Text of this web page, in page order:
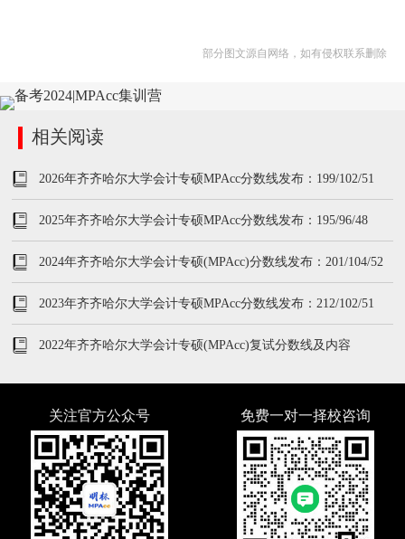
部分图文源自网络，如有侵权联系删除
相关阅读
2026年齐齐哈尔大学会计专硕MPAcc分数线发布：199/102/51
2025年齐齐哈尔大学会计专硕MPAcc分数线发布：195/96/48
2024年齐齐哈尔大学会计专硕(MPAcc)分数线发布：201/104/52
2023年齐齐哈尔大学会计专硕MPAcc分数线发布：212/102/51
2022年齐齐哈尔大学会计专硕(MPAcc)复试分数线及内容
关注官方公众号 免费一对一择校咨询